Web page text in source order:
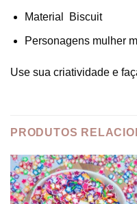
Material Biscuit
Personagens mulher
Use sua criatividade e
PRODUTOS